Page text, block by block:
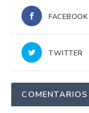
FACEBOOK
TWITTER
COMENTARIOS